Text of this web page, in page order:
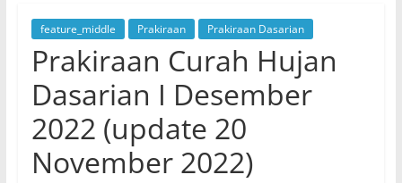
Koordinator
BMKG
Sumatera
Selatan
feature_middle Prakiraan Prakiraan Dasarian
Prakiraan Curah Hujan
Dasarian I Desember
2022 (update 20
November 2022)